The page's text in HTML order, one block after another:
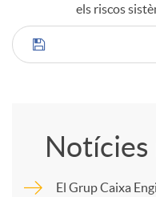
els riscos
C
m
Notícies
El Grup Caixa